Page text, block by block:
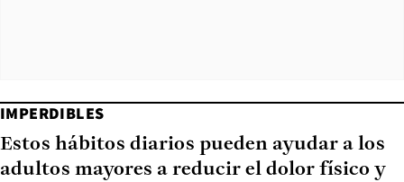
IMPERDIBLES
Estos hábitos diarios pueden ayudar a los
adultos mayores a reducir el dolor físico y